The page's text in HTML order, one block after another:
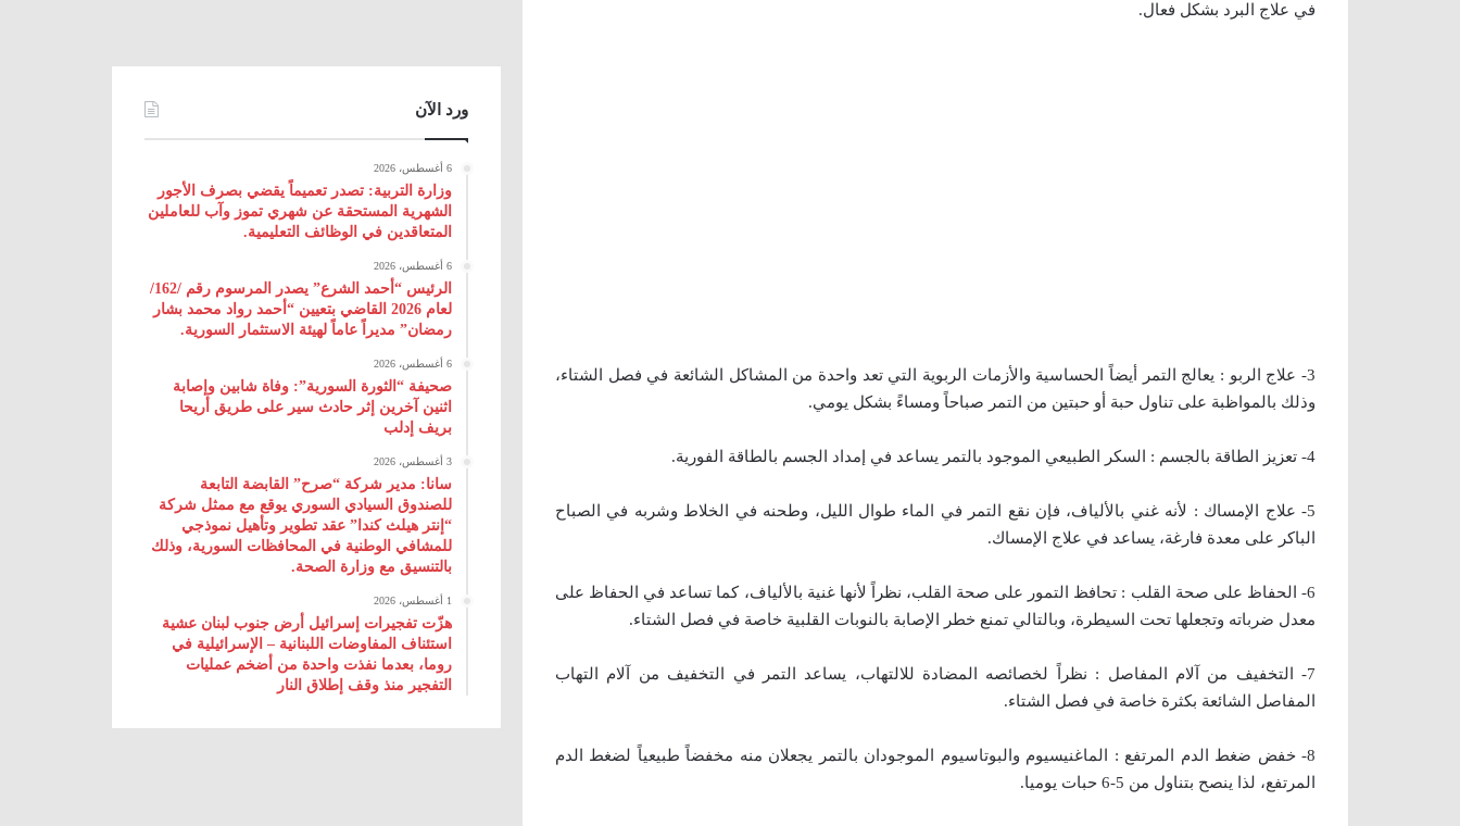
في علاج البرد بشكل فعال.
3- علاج الربو : يعالج التمر أيضاً الحساسية والأزمات الربوية التي تعد واحدة من المشاكل الشائعة في فصل الشتاء،
وذلك بالمواظبة على تناول حبة أو حبتين من التمر صباحاً ومساءً بشكل يومي.
4- تعزيز الطاقة بالجسم : السكر الطبيعي الموجود بالتمر يساعد في إمداد الجسم بالطاقة الفورية.
5- علاج الإمساك : لأنه غني بالألياف، فإن نقع التمر في الماء طوال الليل، وطحنه في الخلاط وشربه في الصباح
الباكر على معدة فارغة، يساعد في علاج الإمساك.
6- الحفاظ على صحة القلب : تحافظ التمور على صحة القلب، نظراً لأنها غنية بالألياف، كما تساعد في الحفاظ على
معدل ضرباته وتجعلها تحت السيطرة، وبالتالي تمنع خطر الإصابة بالنوبات القلبية خاصة في فصل الشتاء.
7- التخفيف من آلام المفاصل : نظراً لخصائصه المضادة للالتهاب، يساعد التمر في التخفيف من آلام التهاب
المفاصل الشائعة بكثرة خاصة في فصل الشتاء.
8- خفض ضغط الدم المرتفع : الماغنيسيوم والبوتاسيوم الموجودان بالتمر يجعلان منه مخفضاً طبيعياً لضغط الدم
المرتفع، لذا ينصح بتناول من 5-6 حبات يوميا.
ورد الآن
6 أغسطس، 2026
وزارة التربية: تصدر تعميماً يقضي بصرف الأجور
الشهرية المستحقة عن شهري تموز وآب للعاملين
المتعاقدين في الوظائف التعليمية.
6 أغسطس، 2026
الرئيس “أحمد الشرع” يصدر المرسوم رقم /162/
لعام 2026 ‌القاضي بتعيين “أحمد رواد محمد بشار
رمضان” مديراً عاماً لهيئة ‌الاستثمار السورية.
6 أغسطس، 2026
صحيفة “الثورة السورية”: وفاة شابين وإصابة
اثنين آخرين إثر حادث سير على طريق أريحا
بريف إدلب
3 أغسطس، 2026
سانا: مدير شركة “صرح” القابضة التابعة
للصندوق السيادي السوري يوقع مع ممثل شركة
“إنتر هيلث كندا” عقد تطوير وتأهيل نموذجي
للمشافي الوطنية في المحافظات السورية، وذلك
بالتنسيق مع وزارة الصحة.
1 أغسطس، 2026
هزّت تفجيرات إسرائيل أرض جنوب لبنان عشية
استئناف المفاوضات اللبنانية – الإسرائيلية في
روما، بعدما نفذت واحدة من أضخم عمليات
التفجير منذ وقف إطلاق النار